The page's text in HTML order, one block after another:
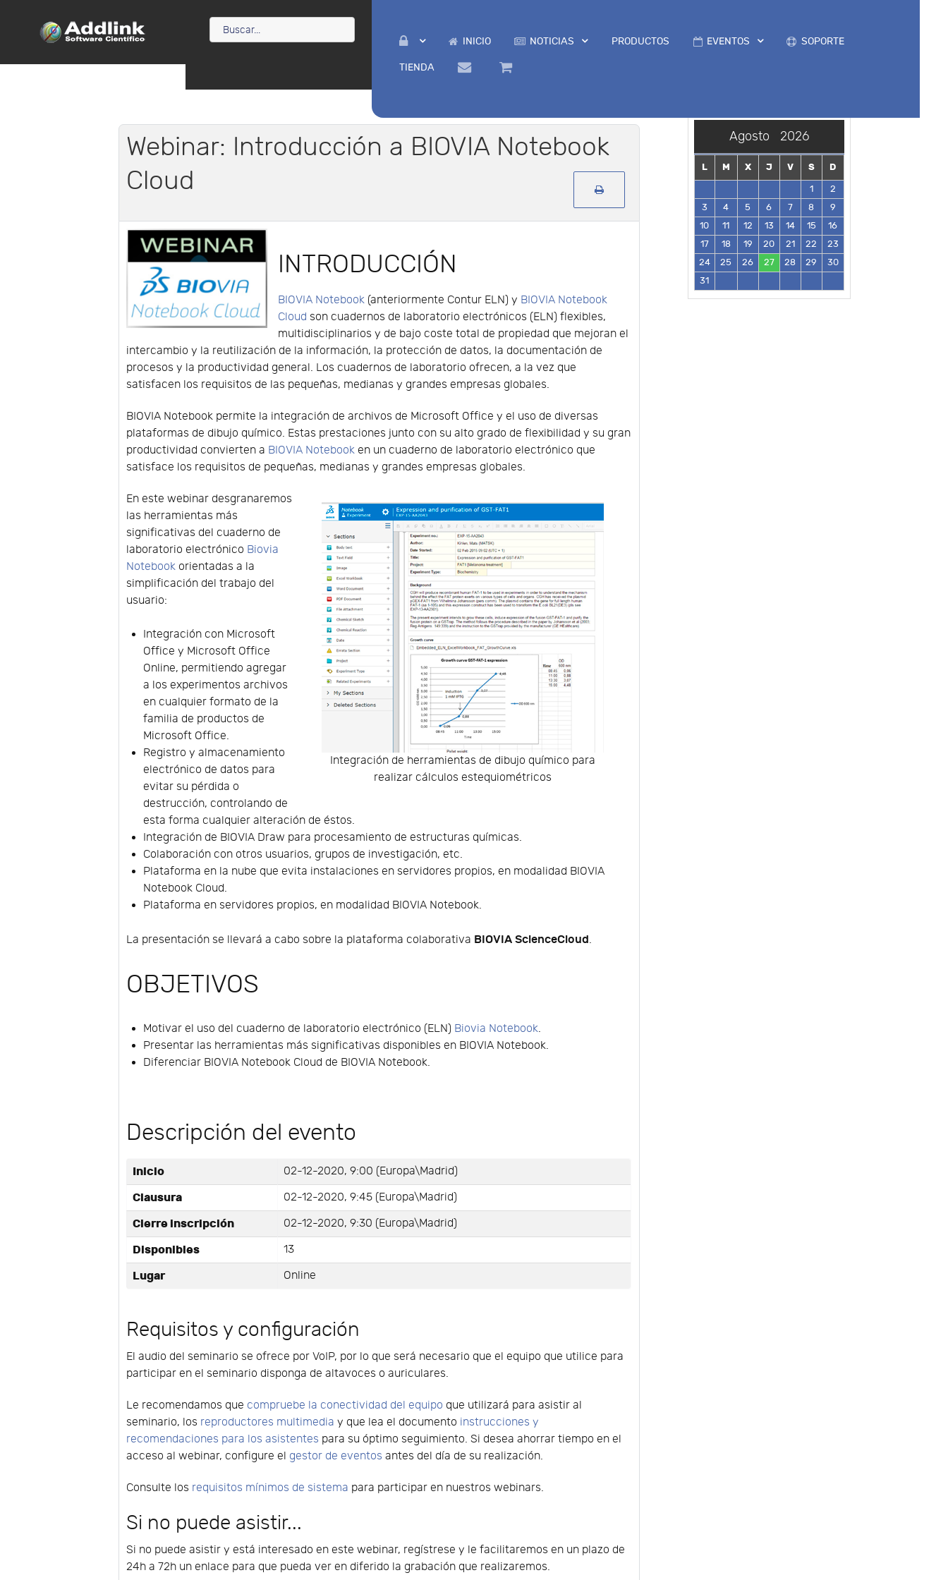
INICIO NOTICIAS PRODUCTOS EVENTOS SOPORTE
TIENDA
Webinar: Introducción a BIOVIA Notebook
Cloud
INTRODUCCIÓN
BIOVIA Notebook (anteriormente Contur ELN) y BIOVIA Notebook
Cloud son cuadernos de laboratorio electrónicos (ELN) flexibles,
multidisciplinarios y de bajo coste total de propiedad que mejoran el
intercambio y la reutilización de la información, la protección de datos, la documentación de
procesos y la productividad general. Los cuadernos de laboratorio ofrecen, a la vez que
satisfacen los requisitos de las pequeñas, medianas y grandes empresas globales.
BIOVIA Notebook permite la integración de archivos de Microsoft Office y el uso de diversas
plataformas de dibujo químico. Estas prestaciones junto con su alto grado de flexibilidad y su gran
productividad convierten a BIOVIA Notebook en un cuaderno de laboratorio electrónico que
satisface los requisitos de pequeñas, medianas y grandes empresas globales.
Integración de herramientas de dibujo químico para
realizar cálculos estequiométricos
En este webinar desgranaremos
las herramientas más
significativas del cuaderno de
laboratorio electrónico Biovia
Notebook orientadas a la
simplificación del trabajo del
usuario:
Integración con Microsoft
Office y Microsoft Office
Online, permitiendo agregar
a los experimentos archivos
en cualquier formato de la
familia de productos de
Microsoft Office.
Registro y almacenamiento
electrónico de datos para
evitar su pérdida o
destrucción, controlando de
esta forma cualquier alteración de éstos.
Integración de BIOVIA Draw para procesamiento de estructuras químicas.
Colaboración con otros usuarios, grupos de investigación, etc.
Plataforma en la nube que evita instalaciones en servidores propios, en modalidad BIOVIA
Notebook Cloud.
Plataforma en servidores propios, en modalidad BIOVIA Notebook.
La presentación se llevará a cabo sobre la plataforma colaborativa BIOVIA ScienceCloud.
OBJETIVOS
Motivar el uso del cuaderno de laboratorio electrónico (ELN) Biovia Notebook.
Presentar las herramientas más significativas disponibles en BIOVIA Notebook.
Diferenciar BIOVIA Notebook Cloud de BIOVIA Notebook.
Descripción del evento
Inicio 02-12-2020, 9:00 (Europa\Madrid)
Clausura 02-12-2020, 9:45 (Europa\Madrid)
Cierre inscripción 02-12-2020, 9:30 (Europa\Madrid)
Disponibles 13
Lugar Online
Requisitos y configuración
El audio del seminario se ofrece por VoIP, por lo que será necesario que el equipo que utilice para
participar en el seminario disponga de altavoces o auriculares.
Le recomendamos que compruebe la conectividad del equipo que utilizará para asistir al
seminario, los reproductores multimedia y que lea el documento instrucciones y
recomendaciones para los asistentes para su óptimo seguimiento. Si desea ahorrar tiempo en el
acceso al webinar, configure el gestor de eventos antes del día de su realización.
Consulte los requisitos mínimos de sistema para participar en nuestros webinars.
Si no puede asistir...
Si no puede asistir y está interesado en este webinar, regístrese y le facilitaremos en un plazo de
24h a 72h un enlace para que pueda ver en diferido la grabación que realizaremos.
Agosto 2026
L M X J V S
D
1
2
3
4 5 6 7 8
9
10
11 12 13 14 15
16
17
18 19 20 21 22
23
24
25 26 27 28 29
30
31